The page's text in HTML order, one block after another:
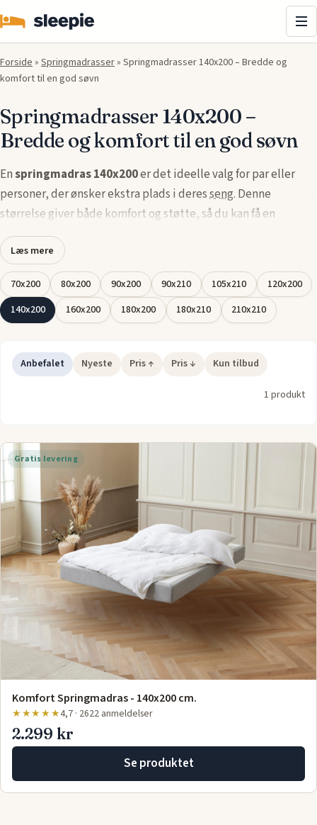
Forside» Springmadrasser» Springmadrasser 140x200 – Bredde og
komfort til en god søvn
Springmadrasser 140x200 –
Bredde og komfort til en god søvn
Enspringmadras 140x200er det ideelle valg for par eller
personer, der ønsker ekstra plads i deresseng. Denne
størrelse giver både komfort og støtte, så du kan få en
uforstyrret nattesøvn. Med et fjedersystem, der tilpasser sig
din krops form, får du optimal trykaflastning og støtte
gennem natten, uanset om du sover alene eller med en
partner.
Vores udvalg afspringmadrasser i 140x200 giver dig
søvnstil. Fra fastere modeller, der giver ekstra støtte til
for alle, der ønsker en god og behagelig søvn.
Læs mere
70x200 80x200 90x200 90x210 105x210
120x200
140x200
160x200 180x200 180x210 210x210
Anbefalet Nyeste Pris ↑ Pris ↓ Kun tilbud
1 produkt
Gratis levering
Komfort Springmadras - 140x200 cm.
★★★★★4,7 · 2622 anmeldelser
2.299 kr
Se produktet